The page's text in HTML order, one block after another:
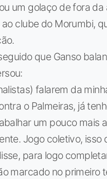
um golaço de fora
ao clube do Morumbi,
que Ganso
falarem da
o Palmeiras, já
um pouco mais
Jogo coletivo, isso
para logo
marcado no primeiro